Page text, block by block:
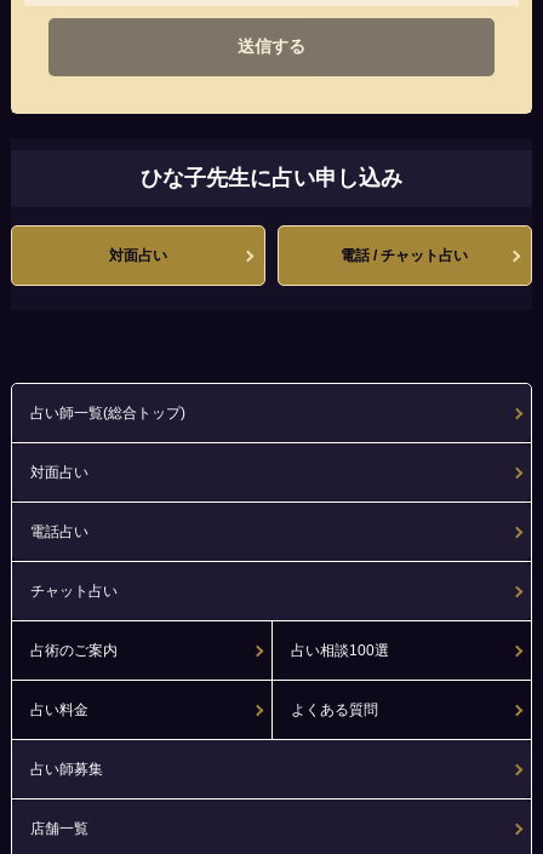
送信する
ひな子先生に占い申し込み
対面占い 電話 / チャット占い
占い師一覧(総合トップ)
対面占い
電話占い
チャット占い
占術のご案内 占い相談100選
占い料金 よくある質問
占い師募集
店舗一覧